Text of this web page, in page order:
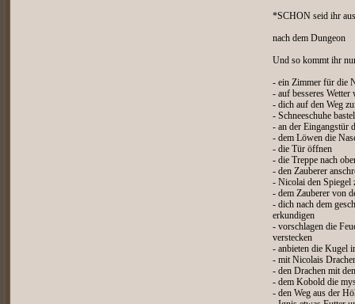
*SCHON seid ihr
nach dem Dungeon
Und so kommt ihr
- ein Zimmer für die
- auf besseres Wetter
- dich auf den Weg
- Schneeschuhe
- an der Eingangstür
- dem Löwen die
- die Tür öffnen
- die Treppe nach
- den Zauberer
- Nicolai den Spiegel
- dem Zauberer von
- dich nach dem
erkundigen
- vorschlagen die
verstecken
- anbieten die Kugel
- mit Nicolais
- den Drachen mit
- dem Kobold die
- den Weg aus der